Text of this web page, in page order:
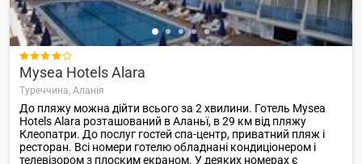

Mysea Hotels Alara
Туреччина, Аланія
До пляжу можна дійти всього за 2 хвилини. Готель Mysea
Hotels Alara розташований в Аланьї, в 29 км від пляжу
Клеопатри. До послуг гостей спа-центр, приватний пляж і
ресторан. Всі номери готелю обладнані кондиціонером і
телевізором з плоским екраном. У деяких номерах є